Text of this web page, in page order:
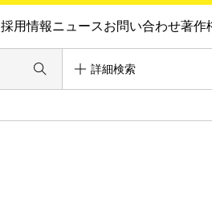
採用情報ニュースお問い合わせ著作
詳細検索